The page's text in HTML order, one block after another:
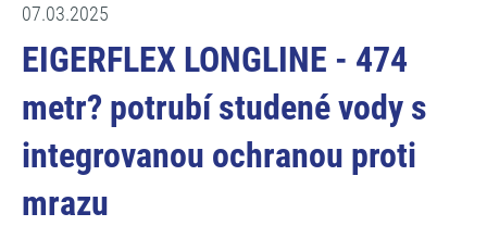
07.03.2025
EIGERFLEX LONGLINE - 474
metr? potrubí studené vody s
integrovanou ochranou proti
mrazu